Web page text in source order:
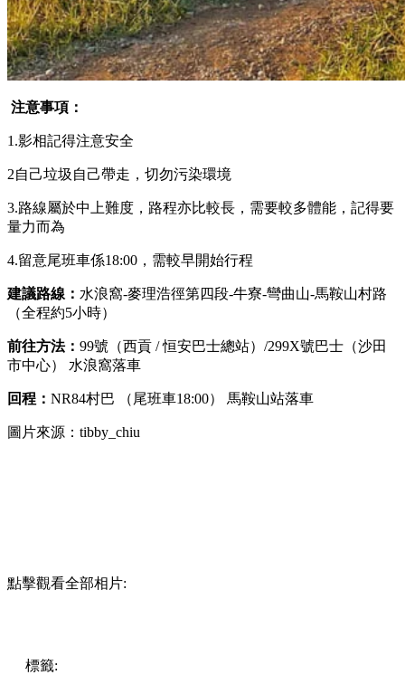
注意事項：
1.影相記得注意安全
2自己垃圾自己帶走，切勿污染環境
3.路線屬於中上難度，路程亦比較長，需要較多體能，記得要
量力而為
4.留意尾班車係18:00，需較早開始行程
建議路線： 水浪窩-麥理浩徑第四段-牛寮-彎曲山-馬鞍山村路
（全程約5小時）
前往方法： 99號（西貢 / 恒安巴士總站）/299X號巴士（沙田
市中心） 水浪窩落車
回程： NR84村巴 （尾班車18:00） 馬鞍山站落車
圖片來源：tibby_chiu
點擊觀看全部相片:
標籤: